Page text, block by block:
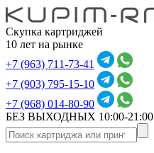
Скупка картриджей
10 лет на рынке
+7 (963) 711-73-41
+7 (903) 795-15-10
+7 (968) 014-80-90
БЕЗ ВЫХОДНЫХ 10:00-21:00